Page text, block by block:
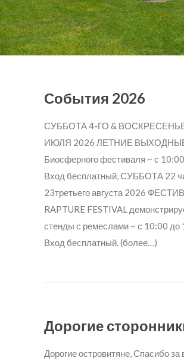
События 2026
СУББОТА 4-ГО &
ИЮЛЯ 2026 ЛЕТНИЕ ВЫХОДНЫЕ
Биосферного фестиваля ~ с
Вход бесплатный, СУББОТА 22
23третьего августа 2026
RAPTURE FESTIVAL
стенды с ремеслами ~ с 10:00 до
Вход бесплатный. (более…)
Дорогие
Дорогие островитяне, Спасибо за